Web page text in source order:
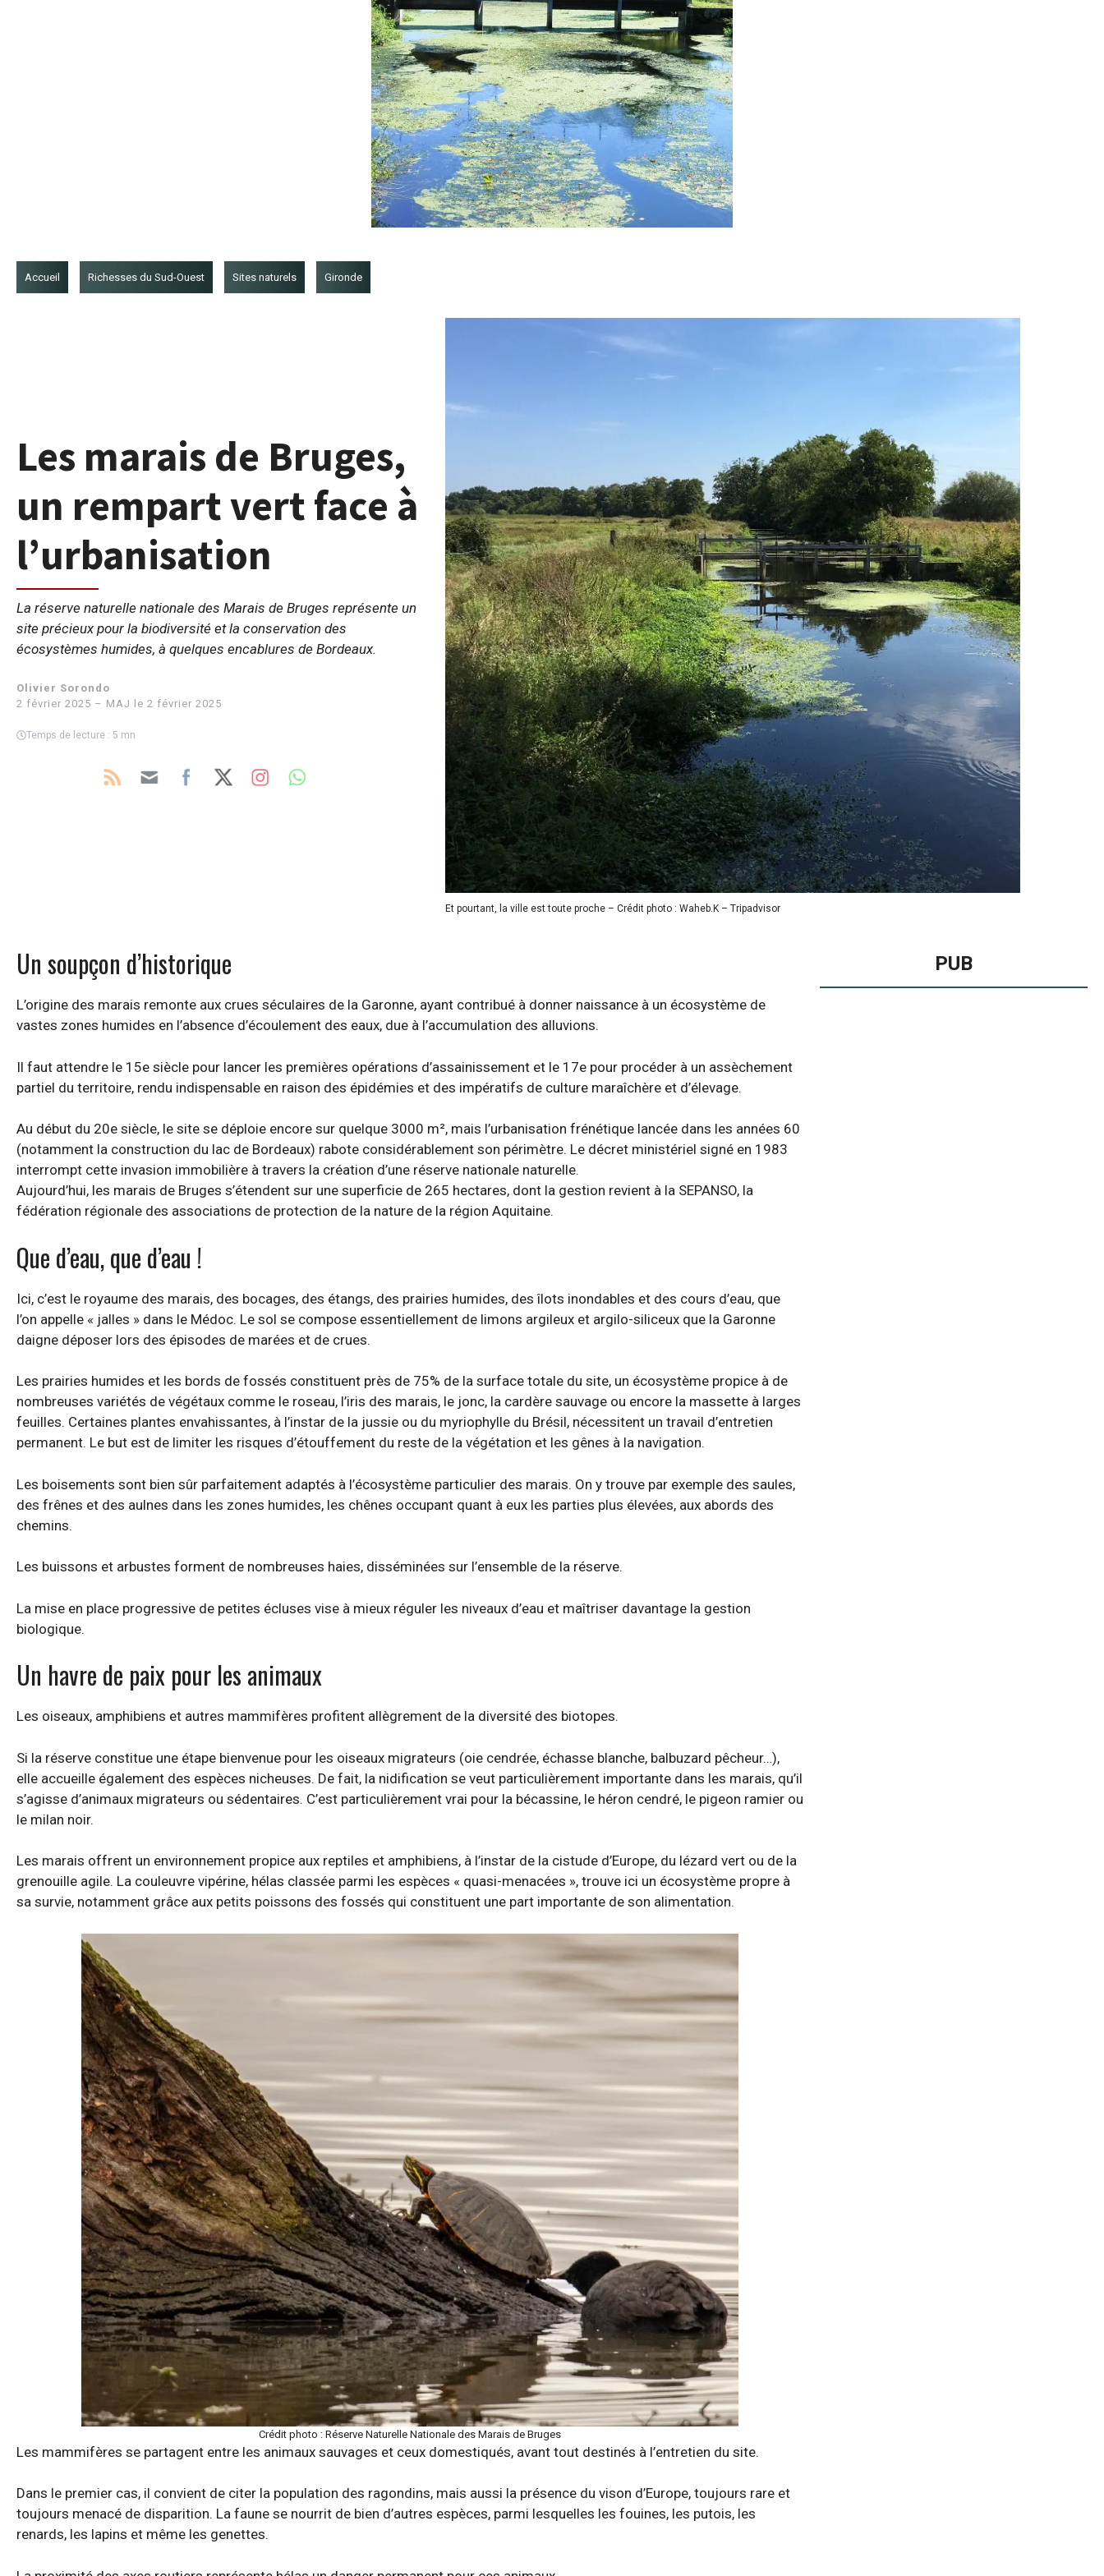
Accueil Richesses du Sud-Ouest Sites naturels Gironde
Les marais de Bruges,
un rempart vert face à
l’urbanisation
La réserve naturelle nationale des Marais de Bruges représente un
site précieux pour la biodiversité et la conservation des
écosystèmes humides, à quelques encablures de Bordeaux.
Olivier Sorondo
2 février 2025 – MAJ le 2 février 2025
Temps de lecture : 5 mn
Et pourtant, la ville est toute proche – Crédit photo : Waheb.K – Tripadvisor
Un soupçon d’historique
L’origine des marais remonte aux crues séculaires de la Garonne, ayant contribué à donner naissance à un écosystème de
vastes zones humides en l’absence d’écoulement des eaux, due à l’accumulation des alluvions.
Il faut attendre le 15e siècle pour lancer les premières opérations d’assainissement et le 17e pour procéder à un assèchement
partiel du territoire, rendu indispensable en raison des épidémies et des impératifs de culture maraîchère et d’élevage.
Au début du 20e siècle, le site se déploie encore sur quelque 3000 m², mais l’urbanisation frénétique lancée dans les années 60
(notamment la construction du lac de Bordeaux) rabote considérablement son périmètre. Le décret ministériel signé en 1983
interrompt cette invasion immobilière à travers la création d’une réserve nationale naturelle.
Aujourd’hui, les marais de Bruges s’étendent sur une superficie de 265 hectares, dont la gestion revient à la SEPANSO, la
fédération régionale des associations de protection de la nature de la région Aquitaine.
Que d’eau, que d’eau !
Ici, c’est le royaume des marais, des bocages, des étangs, des prairies humides, des îlots inondables et des cours d’eau, que
l’on appelle « jalles » dans le Médoc. Le sol se compose essentiellement de limons argileux et argilo-siliceux que la Garonne
daigne déposer lors des épisodes de marées et de crues.
Les prairies humides et les bords de fossés constituent près de 75% de la surface totale du site, un écosystème propice à de
nombreuses variétés de végétaux comme le roseau, l’iris des marais, le jonc, la cardère sauvage ou encore la massette à larges
feuilles. Certaines plantes envahissantes, à l’instar de la jussie ou du myriophylle du Brésil, nécessitent un travail d’entretien
permanent. Le but est de limiter les risques d’étouffement du reste de la végétation et les gênes à la navigation.
Les boisements sont bien sûr parfaitement adaptés à l’écosystème particulier des marais. On y trouve par exemple des saules,
des frênes et des aulnes dans les zones humides, les chênes occupant quant à eux les parties plus élevées, aux abords des
chemins.
Les buissons et arbustes forment de nombreuses haies, disséminées sur l’ensemble de la réserve.
La mise en place progressive de petites écluses vise à mieux réguler les niveaux d’eau et maîtriser davantage la gestion
biologique.
Un havre de paix pour les animaux
Les oiseaux, amphibiens et autres mammifères profitent allègrement de la diversité des biotopes.
Si la réserve constitue une étape bienvenue pour les oiseaux migrateurs (oie cendrée, échasse blanche, balbuzard pêcheur…),
elle accueille également des espèces nicheuses. De fait, la nidification se veut particulièrement importante dans les marais, qu’il
s’agisse d’animaux migrateurs ou sédentaires. C’est particulièrement vrai pour la bécassine, le héron cendré, le pigeon ramier ou
le milan noir.
Les marais offrent un environnement propice aux reptiles et amphibiens, à l’instar de la cistude d’Europe, du lézard vert ou de la
grenouille agile. La couleuvre vipérine, hélas classée parmi les espèces « quasi-menacées », trouve ici un écosystème propre à
sa survie, notamment grâce aux petits poissons des fossés qui constituent une part importante de son alimentation.
Crédit photo : Réserve Naturelle Nationale des Marais de Bruges
Les mammifères se partagent entre les animaux sauvages et ceux domestiqués, avant tout destinés à l’entretien du site.
Dans le premier cas, il convient de citer la population des ragondins, mais aussi la présence du vison d’Europe, toujours rare et
toujours menacé de disparition. La faune se nourrit de bien d’autres espèces, parmi lesquelles les fouines, les putois, les
renards, les lapins et même les genettes.
PUB